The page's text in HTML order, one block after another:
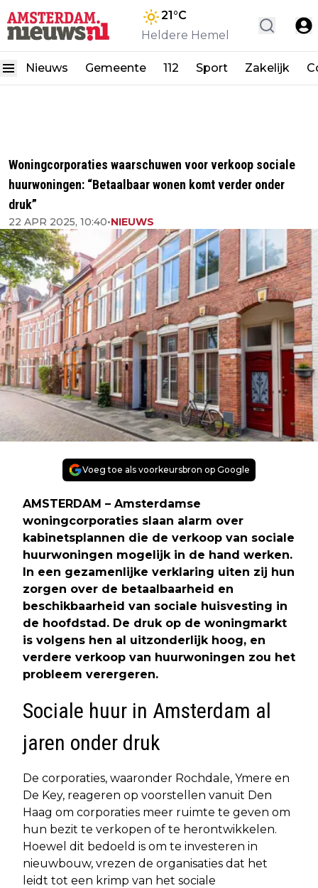
21°C
Heldere Hemel
Nieuws Gemeente 112 Sport Zakelijk
Woningcorporaties waarschuwen voor verkoop sociale
huurwoningen: “Betaalbaar wonen komt verder onder
druk”
22 APR 2025, 10:40•NIEUWS
Voeg toe als voorkeursbron op Google
AMSTERDAM – Amsterdamse
woningcorporaties slaan alarm over
kabinetsplannen die de verkoop van sociale
huurwoningen mogelijk in de hand werken.
In een gezamenlijke verklaring uiten zij hun
zorgen over de betaalbaarheid en
beschikbaarheid van sociale huisvesting in
de hoofdstad. De druk op de woningmarkt
is volgens hen al uitzonderlijk hoog, en
verdere verkoop van huurwoningen zou het
probleem verergeren.
Sociale huur in Amsterdam al
jaren onder druk
De corporaties, waaronder Rochdale, Ymere en
De Key, reageren op voorstellen vanuit Den
Haag om corporaties meer ruimte te geven om
hun bezit te verkopen of te herontwikkelen.
Hoewel dit bedoeld is om te investeren in
nieuwbouw, vrezen de organisaties dat het
leidt tot een krimp van het sociale